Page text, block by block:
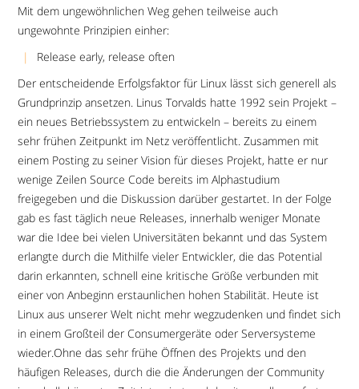
Mit dem ungewöhnlichen Weg gehen teilweise auch
ungewohnte Prinzipien einher:
Release early, release often
Der entscheidende Erfolgsfaktor für Linux lässt sich generell als
Grundprinzip ansetzen. Linus Torvalds hatte 1992 sein Projekt –
ein neues Betriebssystem zu entwickeln – bereits zu einem
sehr frühen Zeitpunkt im Netz veröffentlicht. Zusammen mit
einem Posting zu seiner Vision für dieses Projekt, hatte er nur
wenige Zeilen Source Code bereits im Alphastudium
freigegeben und die Diskussion darüber gestartet. In der Folge
gab es fast täglich neue Releases, innerhalb weniger Monate
war die Idee bei vielen Universitäten bekannt und das System
erlangte durch die Mithilfe vieler Entwickler, die das Potential
darin erkannten, schnell eine kritische Größe verbunden mit
einer von Anbeginn erstaunlichen hohen Stabilität. Heute ist
Linux aus unserer Welt nicht mehr wegzudenken und findet sich
in einem Großteil der Consumergeräte oder Serversysteme
wieder.Ohne das sehr frühe Öffnen des Projekts und den
häufigen Releases, durch die die Änderungen der Community